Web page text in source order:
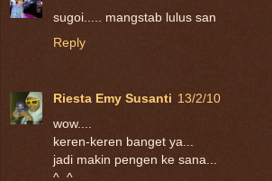
sugoi..... mangstab lulus san
Reply
Riesta Emy Susanti 13/2/10
wow....
keren-keren banget ya...
jadi makin pengen ke sana...
^_^